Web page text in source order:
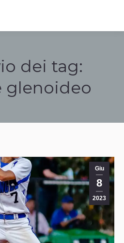
dei tag:
glenoideo
Giu
8
2023